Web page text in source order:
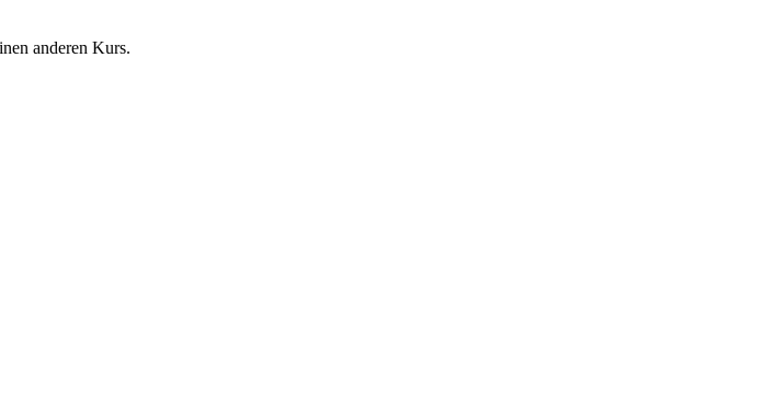
anderen Kurs.